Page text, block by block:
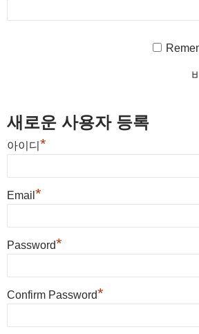
새로운 사용자 등록
아이디 *
Email *
Password*
Confirm Password*